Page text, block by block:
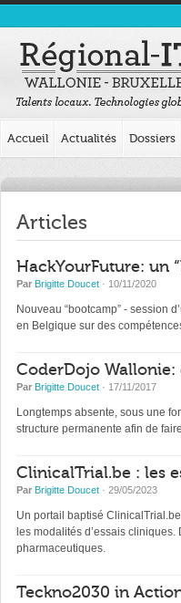
Accueil Actualités Dossiers
Articles
HackYourFuture: un
Par Brigitte Doucet · 10/11/2020
Nouveau “bootcamp” - session
en Belgique sur des
CoderDojo Wallonie:
Par Brigitte Doucet · 17/11/2017
Longtemps absente, sous une
structure permanente afin de
ClinicalTrial.be : les
Par Brigitte Doucet · 29/05/2023
Un portail baptisé
les modalités d’essais
pharmaceutiques.
Teckno2030 in